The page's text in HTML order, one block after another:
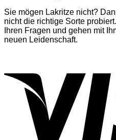
Sie mögen Lakritze nicht?
nicht die richtige Sorte
Ihren Fragen und gehen mit
neuen Leidenschaft.